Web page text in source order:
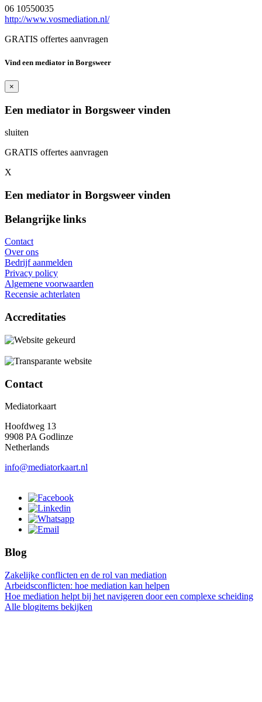
06 10550035
http://www.vosmediation.nl/
GRATIS offertes aanvragen
Vind een mediator in Borgsweer
×
Een mediator in Borgsweer vinden
sluiten
GRATIS offertes aanvragen
X
Een mediator in Borgsweer vinden
Belangrijke links
Contact
Over ons
Bedrijf aanmelden
Privacy policy
Algemene voorwaarden
Recensie achterlaten
Accreditaties
Contact
Mediatorkaart
Hoofdweg 13
9908 PA Godlinze
Netherlands
info@mediatorkaart.nl
Blog
Zakelijke conflicten en de rol van mediation
Arbeidsconflicten: hoe mediation kan helpen
Hoe mediation helpt bij het navigeren door een complexe scheiding
Alle blogitems bekijken